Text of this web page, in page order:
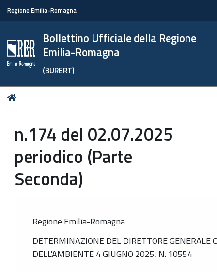
Regione Emilia-Romagna
Bollettino Ufficiale della Regione
Emilia-Romagna
(BURERT)
Tu
n.174 del 02.07.2025
periodico (Parte
Seconda)
Regione Emilia-Romagna
DETERMINAZIONE DEL DIRETTORE GENERALE
DELL'AMBIENTE 4 GIUGNO 2025, N. 10554